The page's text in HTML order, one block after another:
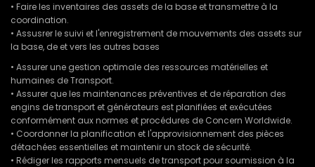
• Faire les inventaires des assets de la base et transmettre à la
coordination.
• Assusrer le suivi et l'enregistrement de mouvements des assets sur
la base, de et vers les autres bases
• Assurer une gestion optimale des ressources matérielles et
humaines de Transport.
• Assurer que les maintenances préventives et de réparation des
engins de transport et générateurs est planifiées et exécutées
conformément aux normes et procédures de Concern Worldwide.
• Coordonner la planification et l'approvisionnement des pièces
détachées essentielles et maintenir un stock de sécurité.
• Rédiger les rapports mensuels de transport pour soumission à la